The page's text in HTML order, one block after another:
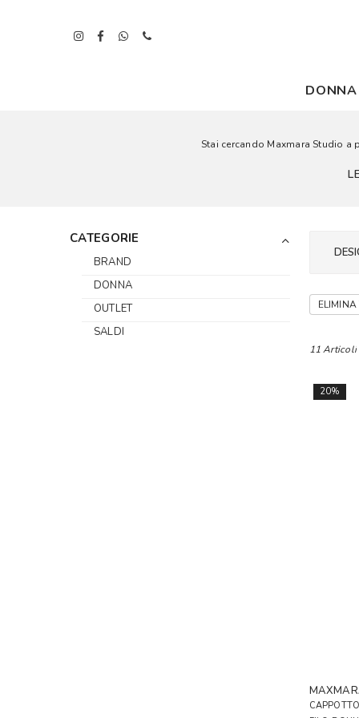
DONNA
Stai cercando Maxmara Studio
CATEGORIE
BRAND
DONNA
OUTLET
SALDI
ELIMINA
11 Articoli
20%